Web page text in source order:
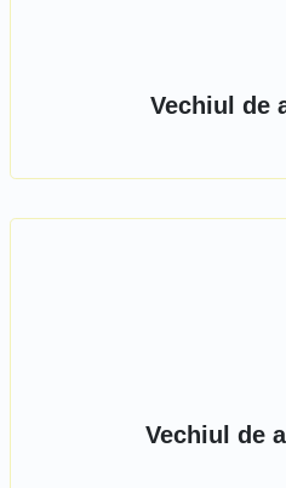
Vechiul de
Vechiul de